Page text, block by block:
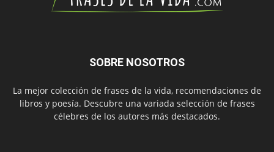
SOBRE NOSOTROS
La mejor colección de frases de la vida, recomendaciones de
libros y poesía. Descubre una variada selección de frases
célebres de los autores más destacados.